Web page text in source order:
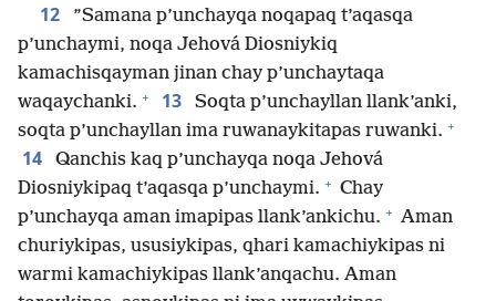
12
”Samana p’unchayqa noqapaq t’aqasqa
p’unchaymi, noqa Jehová Diosniykiq
kamachisqayman jinan chay p’unchaytaqa
waqaychanki. + 13
Soqta p’unchayllan llank’anki,
soqta p’unchayllan ima ruwanaykitapas ruwanki. +
14
Qanchis kaq p’unchayqa noqa Jehová
Diosniykipaq t’aqasqa p’unchaymi. + Chay
p’unchayqa aman imapipas llank’ankichu. + Aman
churiykipas, ususiykipas, qhari kamachiykipas ni
warmi kamachiykipas llank’anqachu. Aman